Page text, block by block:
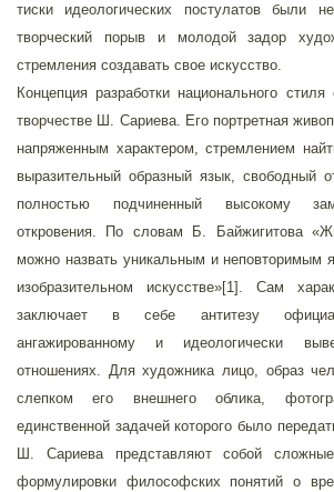
тиски идеологических постулатов были
творческий порыв и молодой задор
стремления создавать свое искусство.
Концепция разработки национального
творчестве Ш. Сариева. Его портретная
напряженным характером, стремлением
выразительный образный язык, свободный
полностью подчиненный высокому
откровения. По словам Б. Байжигитова
можно назвать уникальным и неповторимым
изобразительном искусстве»[1]. Сам
заключает в себе антитезу
ангажированному и идеологически
отношениях. Для художника лицо, образ
слепком его внешнего облика,
единственной задачей которого было
Ш. Сариева представляют собой сложные
формулировки философских понятий о